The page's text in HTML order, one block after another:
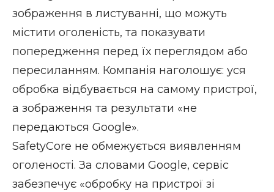
зображення в листуванні, що можуть
містити оголеність, та показувати
попередження перед їх переглядом або
пересиланням. Компанія наголошує: уся
обробка відбувається на самому пристрої,
а зображення та результати «не
передаються Google».
SafetyCore не обмежується виявленням
оголеності. За словами Google, сервіс
забезпечує «обробку на пристрої зі